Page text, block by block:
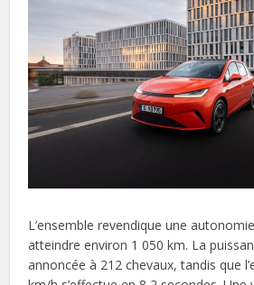
L’ensemble revendique une
atteindre environ 1 050 km. La
annoncée à 212 chevaux, tandis que